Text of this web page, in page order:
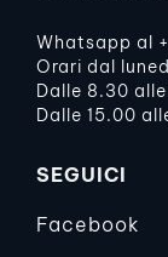
Whatsapp al
Orari dal
Dalle 8.30
Dalle 15.00
SEGUICI
Facebook